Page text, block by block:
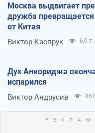
Москва выдвигает
дружба превращается
от Китая
Виктор Каспрук 6,0 т.
Дух Анкориджа
испарился
Виктор Андрусив 861